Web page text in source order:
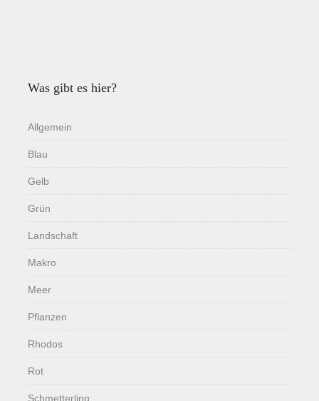
Was gibt es hier?
Allgemein
Blau
Gelb
Grün
Landschaft
Makro
Meer
Pflanzen
Rhodos
Rot
Schmetterling